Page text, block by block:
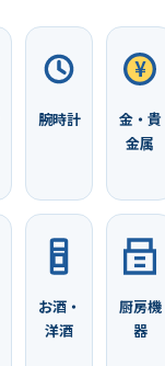
腕時計
¥
金・貴
金属
お酒・
洋酒
厨房機
器